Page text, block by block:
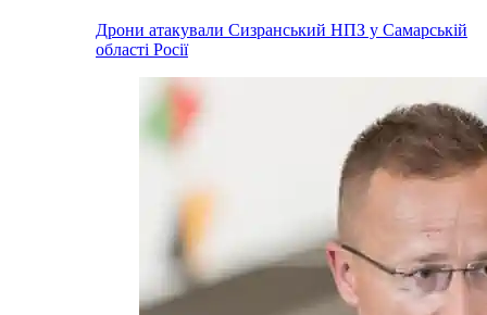
Дрони атакували Сизранський НПЗ у Самарській
області Росії